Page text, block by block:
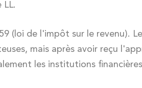
LL.
(loi de l'impôt sur le revenu).
mais après avoir reçu
les institutions